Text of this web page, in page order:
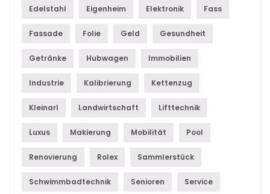
Edelstahl Eigenheim Elektronik Fass
Fassade Folie Geld Gesundheit
Getränke Hubwagen Immobilien
Industrie Kalibrierung Kettenzug
Kleinarl Landwirtschaft Lifttechnik
Luxus Makierung Mobilität Pool
Renovierung Rolex Sammlerstück
Schwimmbadtechnik Senioren Service